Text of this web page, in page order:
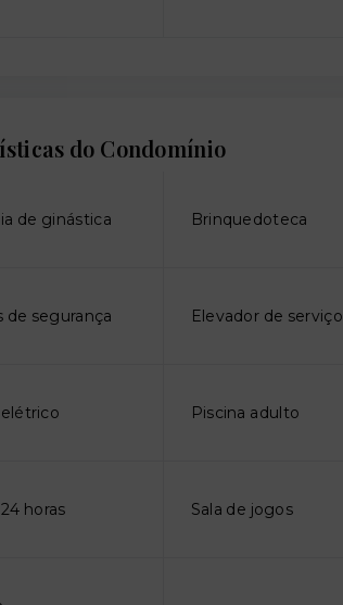
do Condomínio
de ginástica Brinquedoteca
de segurança Elevador de serviço
Piscina adulto
horas Sala de jogos